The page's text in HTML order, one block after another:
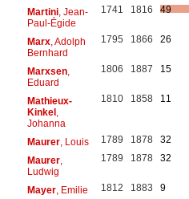
Martini, Jean-
Paul-Égide
1741 1816 49
Marx, Adolph
Bernhard
1795 1866 26
Marxsen,
Eduard
1806 1887 15
Mathieux-
Kinkel,
Johanna
1810 1858 11
Maurer, Louis 1789 1878
32
Maurer,
Ludwig
1789 1878 32
Mayer, Emilie 1812 1883
9